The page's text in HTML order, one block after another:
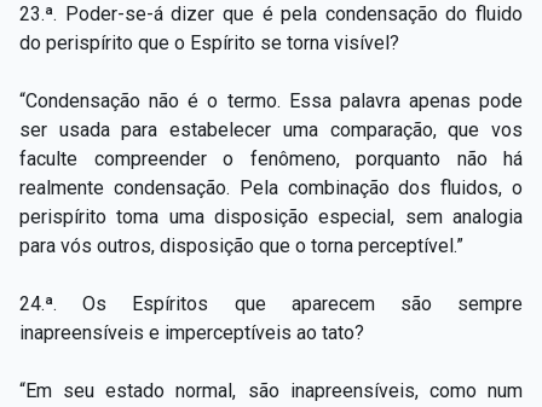
23.ª. Poder-se-á dizer que é pela condensação do fluido
do perispírito que o Espírito se torna visível?
“Condensação não é o termo. Essa palavra apenas pode
ser usada para estabelecer uma comparação, que vos
faculte compreender o fenômeno, porquanto não há
realmente condensação. Pela combinação dos fluidos, o
perispírito toma uma disposição especial, sem analogia
para vós outros, disposição que o torna perceptível.”
24.ª. Os Espíritos que aparecem são sempre
inapreensíveis e imperceptíveis ao tato?
“Em seu estado normal, são inapreensíveis, como num